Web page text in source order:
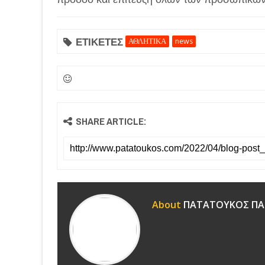
ΕΤΙΚΕΤΕΣ ΑΘΛΗΤΙΚΑ news
SHARE ARTICLE:
About ΠΑΤΑΤΟΥΚΟΣ